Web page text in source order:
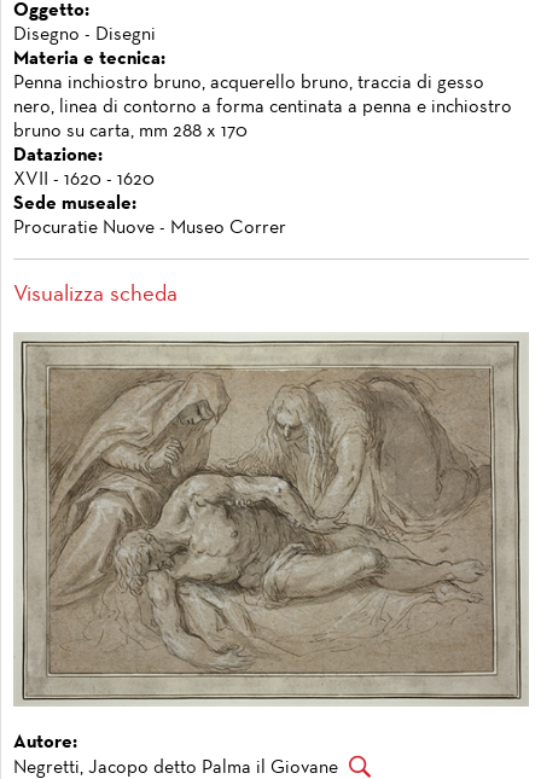
Oggetto:
Disegno - Disegni
Materia e tecnica:
Penna inchiostro bruno, acquerello bruno, traccia di gesso
nero, linea di contorno a forma centinata a penna e inchiostro
bruno su carta, mm 288 x 170
Datazione:
XVII - 1620 - 1620
Sede museale:
Procuratie Nuove - Museo Correr
Visualizza scheda
Autore:
Negretti, Jacopo detto Palma il Giovane